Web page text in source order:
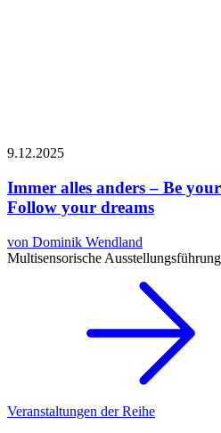
9.12.2025
Immer alles anders – Be
Follow your dreams
von Dominik Wendland
Multisensorische Ausstellungsführung
Veranstaltungen der Reihe